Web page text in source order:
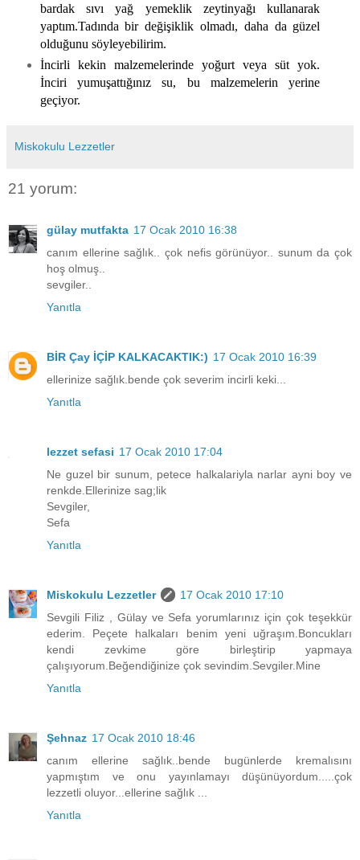
bardak sıvı yağ yemeklik zeytinyağı kullanarak
yaptım.Tadında bir değişiklik olmadı, daha da güzel
olduğunu söyleyebilirim.
İncirli kekin malzemelerinde yoğurt veya süt yok.
İnciri yumuşattığınız su, bu malzemelerin yerine
geçiyor.
Miskokulu Lezzetler
21 yorum:
gülay mutfakta 17 Ocak 2010 16:38
canım ellerine sağlık.. çok nefis görünüyor.. sunum da çok
hoş olmuş..
sevgiler..
Yanıtla
BİR Çay İÇİP KALKACAKTIK:) 17 Ocak 2010 16:39
ellerinize sağlık.bende çok severim incirli keki...
Yanıtla
lezzet sefasi 17 Ocak 2010 17:04
Ne guzel bir sunum, petece halkalariyla narlar ayni boy ve
renkde.Ellerinize sag;lik
Sevgiler,
Sefa
Yanıtla
Miskokulu Lezzetler
17 Ocak 2010 17:10
Sevgili Filiz , Gülay ve Sefa yorumlarınız için çok teşekkür
ederim. Peçete halkaları benim yeni uğraşım.Boncukları
kendi zevkime göre birleştirip yapmaya
çalışıyorum.Beğendiğinize çok sevindim.Sevgiler.Mine
Yanıtla
Şehnaz 17 Ocak 2010 18:46
canım ellerine sağlık..bende bugünlerde kremalısını
yapmıştım ve onu yayınlamayı düşünüyordum.....çok
lezzetli oluyor...ellerine sağlık ...
Yanıtla